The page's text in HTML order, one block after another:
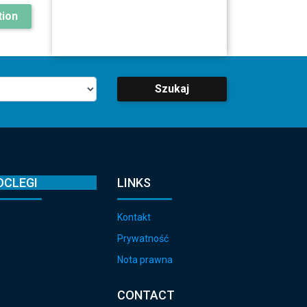
Szukaj
LINKS
Kontakt
Prywatność
Nota prawna
CONTACT